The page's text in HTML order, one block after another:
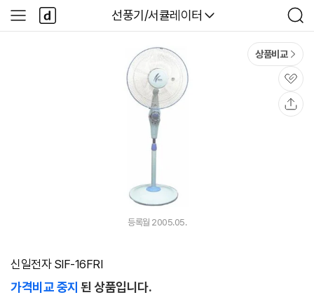
다나와
선풍기/서큘레이터
검
색
사
이
다
나
와
상품비교
관
심
등록월 2005.05.
신일전자 SIF-16FRI
가격비교 중지 된 상품입니다.